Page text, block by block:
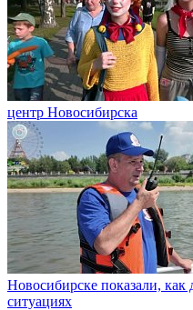
центр Новосибирска
Новосибирске показали, как
ситуациях